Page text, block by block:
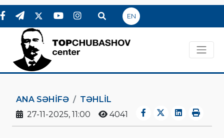
EN
ANA SƏHIFƏ
TƏHLİL
27-11-2025, 11:00
4041